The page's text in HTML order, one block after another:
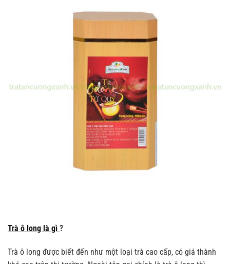
Trà ô long là gì ?
Trà ô long được biết đến như một loại trà cao cấp, có giá thành